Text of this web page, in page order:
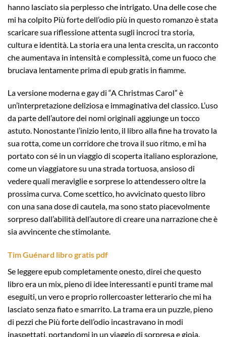
hanno lasciato sia perplesso che intrigato. Una delle cose che
mi ha colpito Più forte dell’odio più in questo romanzo è stata
scaricare sua riflessione attenta sugli incroci tra storia,
cultura e identità. La storia era una lenta crescita, un racconto
che aumentava in intensità e complessità, come un fuoco che
bruciava lentamente prima di epub gratis in fiamme.
La versione moderna e gay di “A Christmas Carol” è
un’interpretazione deliziosa e immaginativa del classico. L’uso
da parte dell’autore dei nomi originali aggiunge un tocco
astuto. Nonostante l’inizio lento, il libro alla fine ha trovato la
sua rotta, come un corridore che trova il suo ritmo, e mi ha
portato con sé in un viaggio di scoperta italiano esplorazione,
come un viaggiatore su una strada tortuosa, ansioso di
vedere quali meraviglie e sorprese lo attendessero oltre la
prossima curva. Come scettico, ho avvicinato questo libro
con una sana dose di cautela, ma sono stato piacevolmente
sorpreso dall’abilità dell’autore di creare una narrazione che è
sia avvincente che stimolante.
Tim Guénard libro gratis pdf
Se leggere epub completamente onesto, direi che questo
libro era un mix, pieno di idee interessanti e punti trame mal
eseguiti, un vero e proprio rollercoaster letterario che mi ha
lasciato senza fiato e smarrito. La trama era un puzzle, pieno
di pezzi che Più forte dell’odio incastravano in modi
inaspettati, portandomi in un viaggio di sorpresa e gioia.